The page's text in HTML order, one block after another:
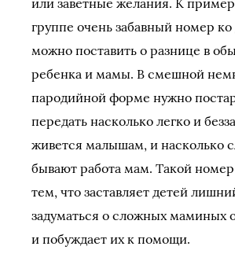
группе очень забавный номер
можно поставить о разнице в
ребенка и мамы. В смешной
пародийной форме нужно
передать насколько легко и
живется малышам, и насколько
бывают работа мам. Такой
тем, что заставляет детей
задуматься о сложных маминых
и побуждает их к помощи.